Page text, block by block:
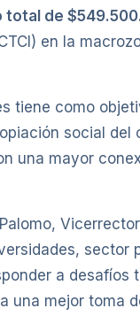
total de
en la
tiene como
social
una mayor
sector
a desafíos
mejor toma